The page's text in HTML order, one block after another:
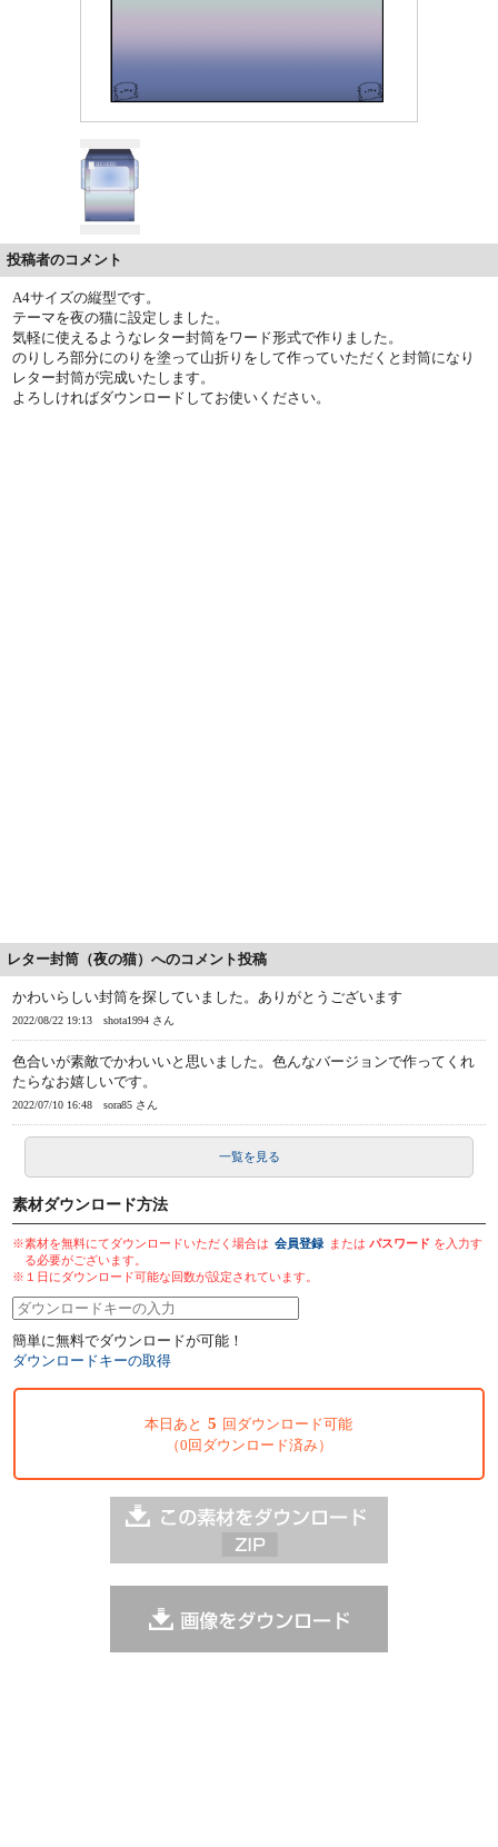
投稿者のコメント
A4サイズの縦型です。
テーマを夜の猫に設定しました。
気軽に使えるようなレター封筒をワード形式で作りました。
のりしろ部分にのりを塗って山折りをして作っていただくと封筒になり
レター封筒が完成いたします。
よろしければダウンロードしてお使いください。
レター封筒（夜の猫）へのコメント投稿
かわいらしい封筒を探していました。ありがとうございます
2022/08/22 19:13 shota1994 さん
色合いが素敵でかわいいと思いました。色んなバージョンで作ってくれ
たらなお嬉しいです。
2022/07/10 16:48 sora85 さん
一覧を見る
素材ダウンロード方法
※素材を無料にてダウンロードいただく場合は 会員登録 またはパスワード を入力す
る必要がございます。
※１日にダウンロード可能な回数が設定されています。
簡単に無料でダウンロードが可能！
ダウンロードキーの取得
本日あと 5 回ダウンロード可能
（0回ダウンロード済み）